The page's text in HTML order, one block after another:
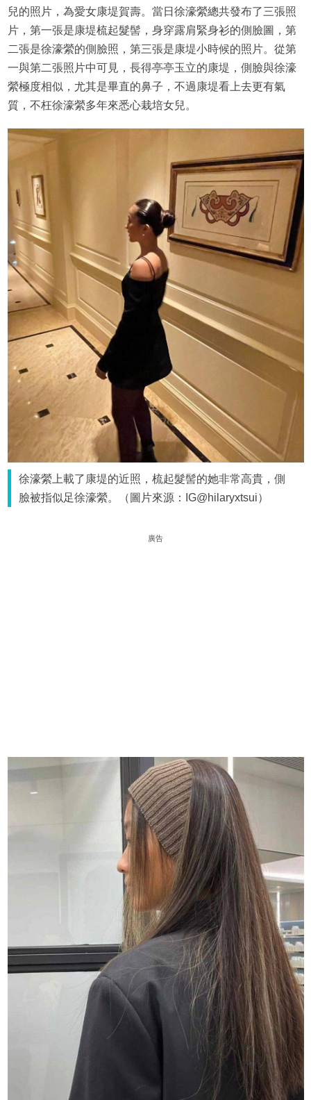
兒的照片，為愛女康堤賀壽。當日徐濠縈總共發布了三張照
片，第一張是康堤梳起髮髻，身穿露肩緊身衫的側臉圖，第
二張是徐濠縈的側臉照，第三張是康堤小時候的照片。從第
一與第二張照片中可見，長得亭亭玉立的康堤，側臉與徐濠
縈極度相似，尤其是畢直的鼻子，不過康堤看上去更有氣
質，不枉徐濠縈多年來悉心栽培女兒。
徐濠縈上載了康堤的近照，梳起髮髻的她非常高貴，側
臉被指似足徐濠縈。（圖片來源：IG@hilaryxtsui）
廣告